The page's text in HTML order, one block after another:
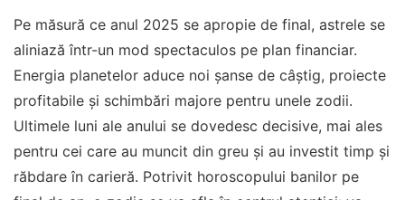
Pe măsură ce anul 2025 se apropie de final, astrele se
aliniază într-un mod spectaculos pe plan financiar.
Energia planetelor aduce noi șanse de câștig, proiecte
profitabile și schimbări majore pentru unele zodii.
Ultimele luni ale anului se dovedesc decisive, mai ales
pentru cei care au muncit din greu și au investit timp și
răbdare în carieră. Potrivit horoscopului banilor pe